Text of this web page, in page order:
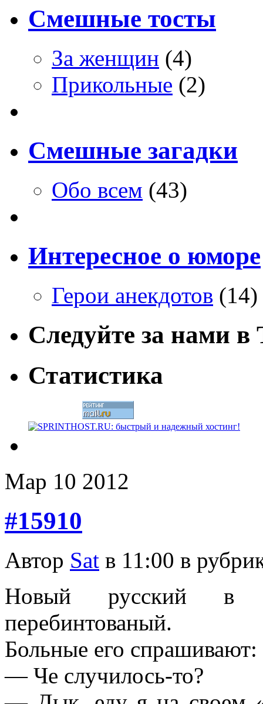
Смешные тосты
За женщин (4)
Прикольные (2)
Смешные загадки
Обо всем (43)
Интересное о юморе
Герои анекдотов (14)
Следуйте за нами
Статистика
Мар 10 2012
#15910
Автор Sat в 11:00 в
Новый русский в
перебинтованый.
Больные его спрашивают:
— Че случилось-то?